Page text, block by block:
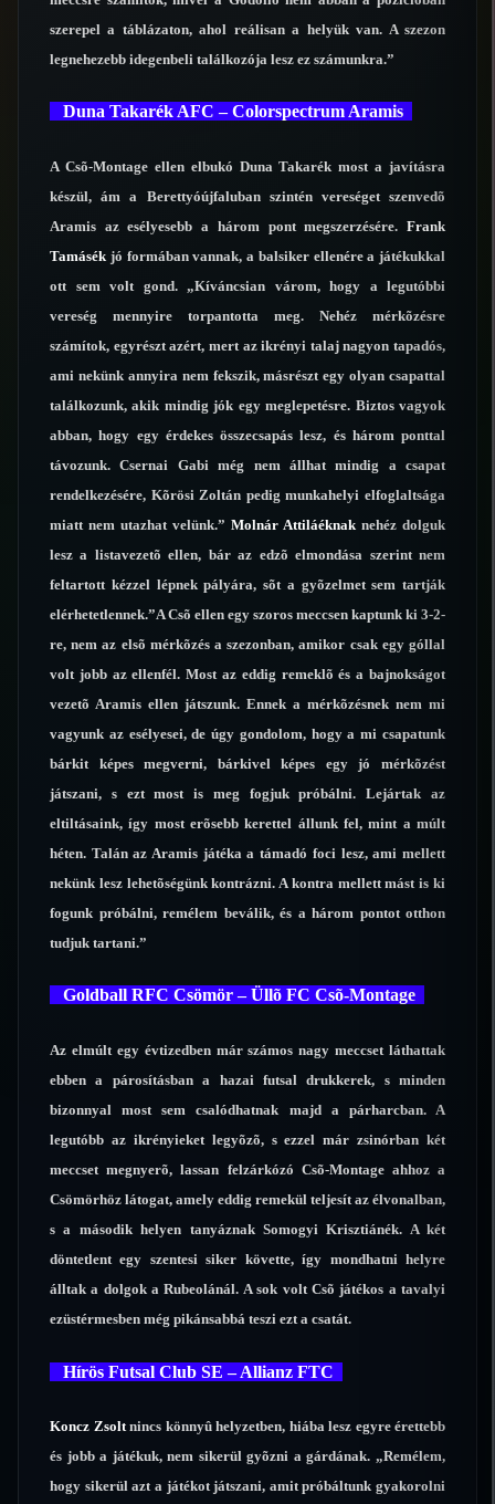
szerepel a táblázaton, ahol reálisan a helyük van. A szezon
legnehezebb idegenbeli találkozója lesz ez számunkra.”
Duna Takarék AFC – Colorspectrum Aramis
A Csõ-Montage ellen elbukó Duna Takarék most a javításra
készül, ám a Berettyóújfaluban szintén vereséget szenvedõ
Aramis az esélyesebb a három pont megszerzésére. Frank
Tamásék jó formában vannak, a balsiker ellenére a játékukkal
ott sem volt gond. „Kíváncsian várom, hogy a legutóbbi
vereség mennyire torpantotta meg. Nehéz mérkõzésre
számítok, egyrészt azért, mert az ikrényi talaj nagyon tapadós,
ami nekünk annyira nem fekszik, másrészt egy olyan csapattal
találkozunk, akik mindig jók egy meglepetésre. Biztos vagyok
abban, hogy egy érdekes összecsapás lesz, és három ponttal
távozunk. Csernai Gabi még nem állhat mindig a csapat
rendelkezésére, Kõrösi Zoltán pedig munkahelyi elfoglaltsága
miatt nem utazhat velünk.” Molnár Attiláéknak nehéz dolguk
lesz a listavezetõ ellen, bár az edzõ elmondása szerint nem
feltartott kézzel lépnek pályára, sõt a gyõzelmet sem tartják
elérhetetlennek.”A Csõ ellen egy szoros meccsen kaptunk ki 3-2-
re, nem az elsõ mérkõzés a szezonban, amikor csak egy góllal
volt jobb az ellenfél. Most az eddig remeklõ és a bajnokságot
vezetõ Aramis ellen játszunk. Ennek a mérkõzésnek nem mi
vagyunk az esélyesei, de úgy gondolom, hogy a mi csapatunk
bárkit képes megverni, bárkivel képes egy jó mérkõzést
játszani, s ezt most is meg fogjuk próbálni. Lejártak az
eltiltásaink, így most erõsebb kerettel állunk fel, mint a múlt
héten. Talán az Aramis játéka a támadó foci lesz, ami mellett
nekünk lesz lehetõségünk kontrázni. A kontra mellett mást is ki
fogunk próbálni, remélem beválik, és a három pontot otthon
tudjuk tartani.”
Goldball RFC Csömör – Üllõ FC Csõ-Montage
Az elmúlt egy évtizedben már számos nagy meccset láthattak
ebben a párosításban a hazai futsal drukkerek, s minden
bizonnyal most sem csalódhatnak majd a párharcban. A
legutóbb az ikrényieket legyõzõ, s ezzel már zsinórban két
meccset megnyerõ, lassan felzárkózó Csõ-Montage ahhoz a
Csömörhöz látogat, amely eddig remekül teljesít az élvonalban,
s a második helyen tanyáznak Somogyi Krisztiánék. A két
döntetlent egy szentesi siker követte, így mondhatni helyre
álltak a dolgok a Rubeolánál. A sok volt Csõ játékos a tavalyi
ezüstérmesben még pikánsabbá teszi ezt a csatát.
Hírös Futsal Club SE – Allianz FTC
Koncz Zsoltnincs könnyû helyzetben, hiába lesz egyre érettebb
és jobb a játékuk, nem sikerül gyõzni a gárdának. „Remélem,
hogy sikerül azt a játékot játszani, amit próbáltunk gyakorolni